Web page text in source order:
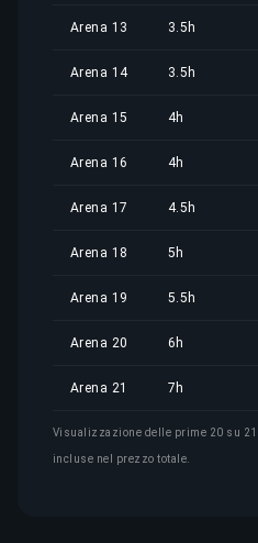
Arena 13 3.5h
Arena 14 3.5h
Arena 15 4h
Arena 16 4h
Arena 17 4.5h
Arena 18 5h
Arena 19 5.5h
Arena 20 6h
Arena 21 7h
Visualizzazione delle prime 20 su
incluse nel prezzo totale.